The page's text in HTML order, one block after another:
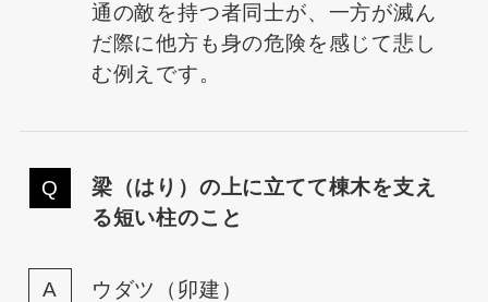
通の敵を持つ者同士が、一方が滅ん
だ際に他方も身の危険を感じて悲し
む例えです。
梁（はり）の上に立てて棟木を支え
る短い柱のこと
ウダツ（卯建）